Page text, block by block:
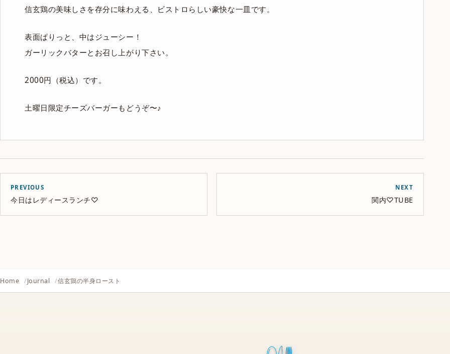
信玄鶏の美味しさを存分に味わえる、ビストロらしい豪快な一皿です。
表面ぱりっと、中はジューシー！
ガーリックバターとお召し上がり下さい。
2000円（税込）です。
土曜日限定チーズバーガーもどうぞ〜♪
PREVIOUS
今日はレディースランチ♡
NEXT
関内♡TUBE
Home Journal 信玄鶏の半身ロースト